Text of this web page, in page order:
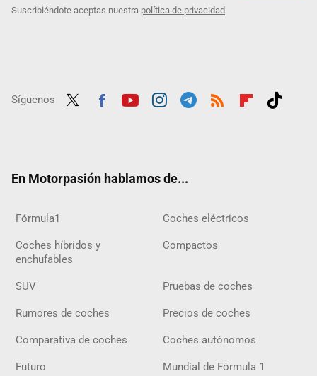
Suscribiéndote aceptas nuestra política de privacidad
Síguenos
En Motorpasión hablamos de...
Fórmula1 Coches eléctricos
Coches híbridos y
enchufables
Compactos
SUV Pruebas de coches
Rumores de coches Precios de coches
Comparativa de coches Coches autónomos
Futuro Mundial de Fórmula 1